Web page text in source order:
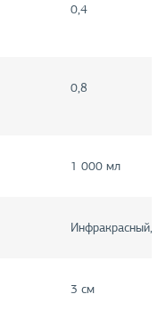
0,4
0,8
1 000 мл
Инфракрасный,
3 см